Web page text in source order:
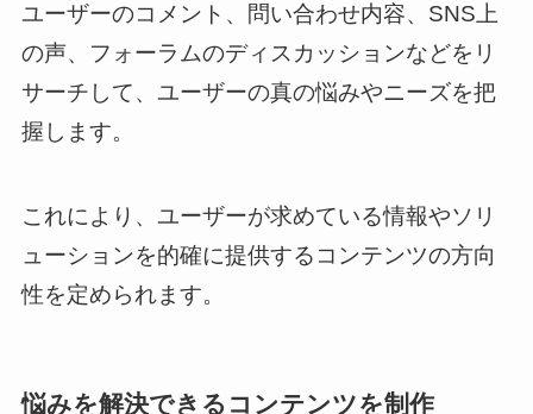
ユーザーのコメント、問い合わせ内容、SNS上
の声、フォーラムのディスカッションなどをリ
サーチして、ユーザーの真の悩みやニーズを把
握します。
これにより、ユーザーが求めている情報やソリ
ューションを的確に提供するコンテンツの方向
性を定められます。
悩みを解決できるコンテンツを制作